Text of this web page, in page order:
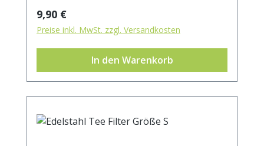
Beim Ausspülen lösen sich die Partikel
leicht vom Filtergewebe. Durch die zwei
Henkel sitzt der Filter stabil auf dem
Becher- oder Kannenrand.Durchmesser ca.
Regulärer Preis:
9,90 €
Preise inkl. MwSt. zzgl. Versandkosten
In den Warenkorb